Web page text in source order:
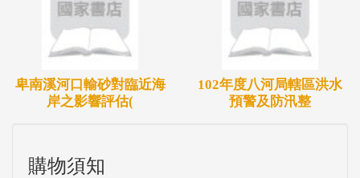
報單，發送至各單位中。
除持續蒐集最新之水文資料、河道斷面資料、監視站
對系統部分進行基本資料更新，包括雨量站、流量
站、河川斷面等。今年度亦完成兩場次各4小時之教
練操作流程說明、堰塞湖調查作業演練及相關儀器設
卑南溪河口輸砂對臨近海
岸之影響評估(
102年度八河局轄區洪水
預警及防汛整
購物須知